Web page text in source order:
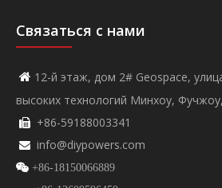
Связаться с нами
 12-й этаж, дом 2# Geospace,
высоких технологий Минхоу,
 +86-59188003341
 info@diypowers.com
 +86-18150066889